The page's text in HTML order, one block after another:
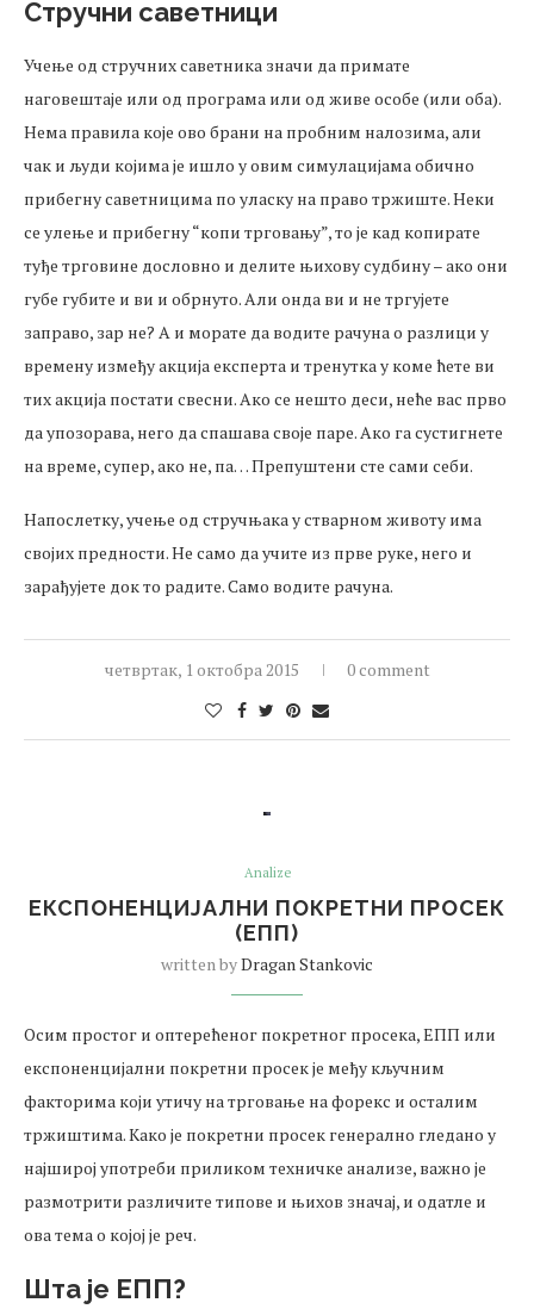
Стручни саветници
Учење од стручних саветника значи да примате
наговештаје или од програма или од живе особе (или оба).
Нема правила које ово брани на пробним налозима, али
чак и људи којима је ишло у овим симулацијама обично
прибегну саветницима по уласку на право тржиште. Неки
се улење и прибегну “копи трговању”, то је кад копирате
туђе трговине дословно и делите њихову судбину – ако они
губе губите и ви и обрнуто. Али онда ви и не тргујете
заправо, зар не? А и морате да водите рачуна о разлици у
времену између акција експерта и тренутка у коме ћете ви
тих акција постати свесни. Ако се нешто деси, неће вас прво
да упозорава, него да спашава своје паре. Ако га сустигнете
на време, супер, ако не, па… Препуштени сте сами себи.
Напослетку, учење од стручњака у стварном животу има
својих предности. Не само да учите из прве руке, него и
зарађујете док то радите. Само водите рачуна.
четвртак, 1 октобра 2015 0 comment
Analize
ЕКСПОНЕНЦИЈАЛНИ ПОКРЕТНИ ПРОСЕК
(ЕПП)
written byDragan Stankovic
Осим простог и оптерећеног покретног просека, ЕПП или
експоненцијални покретни просек је међу кључним
факторима који утичу на трговање на форекс и осталим
тржиштима. Како је покретни просек генерално гледано у
најширој употреби приликом техничке анализе, важно је
размотрити различите типове и њихов значај, и одатле и
ова тема о којој је реч.
Шта је ЕПП?